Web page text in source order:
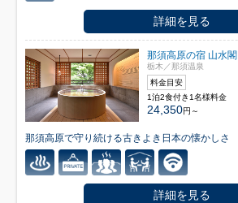
詳細を見る
那須高原の宿 山水閣
栃木／那須温泉
料金目安
1泊2食付き1名様料金
24,350円～
那須高原で守り続ける古きよき日本の懐かしさ
詳細を見る